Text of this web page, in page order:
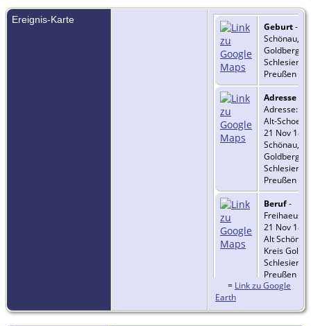
Ereignis-Karte
Geburt-
Schönau,
Goldberg,
Schlesien,
Preußen
Adresse
Adresse:
Alt-
21 Nov
Schönau,
Goldberg,
Schlesien,
Preußen
Beruf-
21 Nov
Alt Schönau,
Kreis
Schlesien,
Preußen
= Link zu Google
Earth